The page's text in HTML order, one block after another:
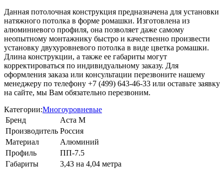
Данная потолочная конструкция предназначена для установки
натяжного потолка в форме ромашки. Изготовлена из
алюминиевого профиля, она позволяет даже самому
неопытному монтажнику быстро и качественно произвести
установку двухуровневого потолка в виде цветка ромашки.
Длина конструкции, а также ее габариты могут
корректироваться по индивидуальному заказу. Для
оформления заказа или консультации перезвоните нашему
менеджеру по телефону +7 (499) 643-46-33 или оставьте заявку
на сайте, мы Вам обязательно перезвоним.
Категории:Многоуровневые
Бренд
Аста М
Производитель Россия
Материал
Алюминий
Профиль
ПП-7.5
Габариты
3,43 на 4,04 метра